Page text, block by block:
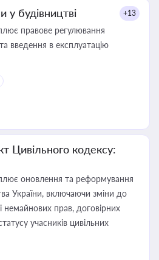
у будівництві +13
правове регулювання
введення в експлуатацію
Цивільного кодексу:
оновлення та реформування
України, включаючи зміни до
немайнових прав, договірних
учасників цивільних